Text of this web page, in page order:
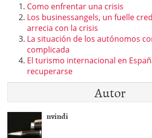
Como enfrentar una crisis
Los businessangels, un fuelle
arrecia con la crisis
La situación de los autónomos
complicada
El turismo internacional en
recuperarse
Autor
nvindi